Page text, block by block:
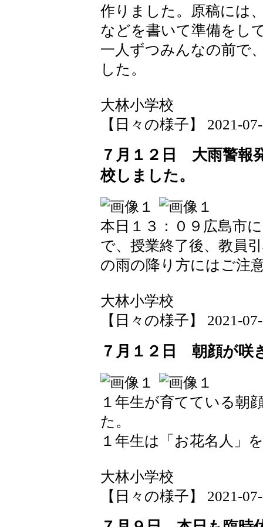
作りました。原稿には
などを書いて準備をし
一人ずつみんなの前で
した。
大林小学校
【日々の様子】 2021-
７月１２日 大雨警報
校しました。
本日１３：０９広島市
で、授業終了後、教員
の雨の降り方にはご注
大林小学校
【日々の様子】 2021-
７月１２日 朝顔が咲
１年生が育てている朝
た。
１年生は「お花名人」
大林小学校
【日々の様子】 2021-